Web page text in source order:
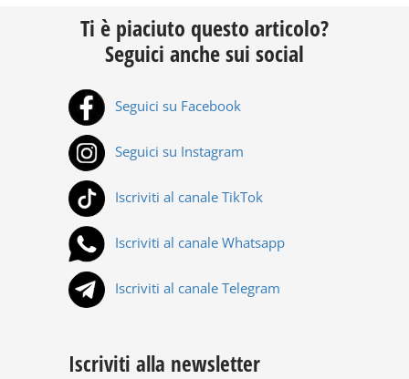
Ti è piaciuto questo articolo?
Seguici anche sui social
Seguici su Facebook
Seguici su Instagram
Iscriviti al canale TikTok
Iscriviti al canale Whatsapp
Iscriviti al canale Telegram
Iscriviti alla newsletter